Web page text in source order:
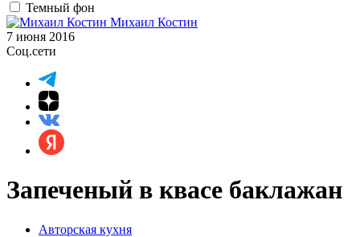
Темный фон
Михаил Костин
7 июня 2016
Соц.сети
Запеченый в квасе баклажан
Авторская кухня